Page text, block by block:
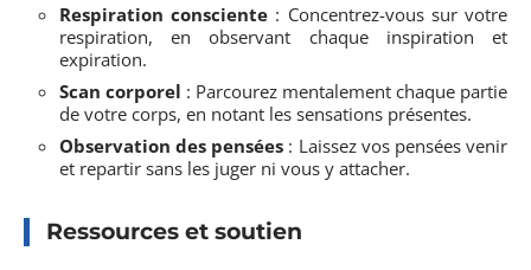
Respiration consciente : Concentrez-vous sur votre
respiration, en observant chaque inspiration et
expiration.
Scan corporel : Parcourez mentalement chaque partie
de votre corps, en notant les sensations présentes.
Observation des pensées : Laissez vos pensées venir
et repartir sans les juger ni vous y attacher.
Ressources et soutien